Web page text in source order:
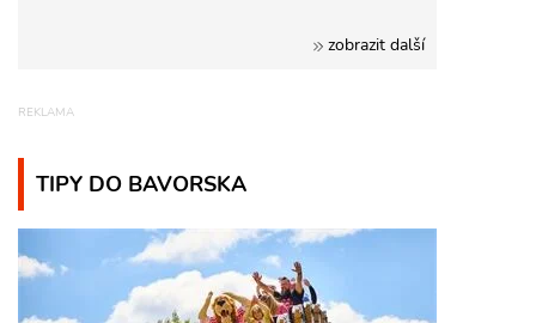
zobrazit další
TIPY DO BAVORSKA